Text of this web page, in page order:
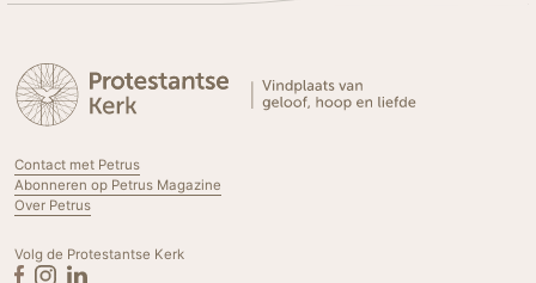
Contact met Petrus
Abonneren op Petrus Magazine
Over Petrus
Volg de Protestantse Kerk